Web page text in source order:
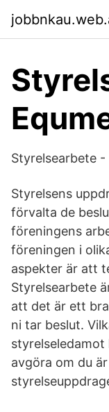
Styrelsearbete -
Styrelsens
förvalta de
föreningens
föreningen i
aspekter är att
Styrelsearbete
att det är ett
ni tar beslut.
styrelseledamot
avgöra om du